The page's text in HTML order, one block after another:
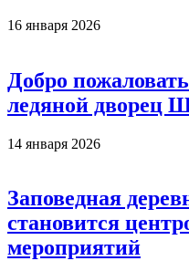
16 января 2026
Добро
ледяной дворец
14 января 2026
Заповедная
становится
мероприятий